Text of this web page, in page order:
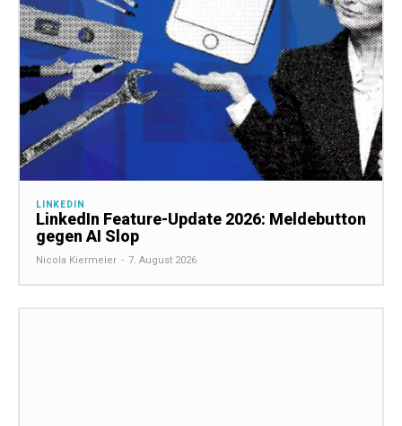
LINKEDIN
LinkedIn Feature-Update 2026: Meldebutton
gegen AI Slop
Nicola Kiermeier - 7. August 2026